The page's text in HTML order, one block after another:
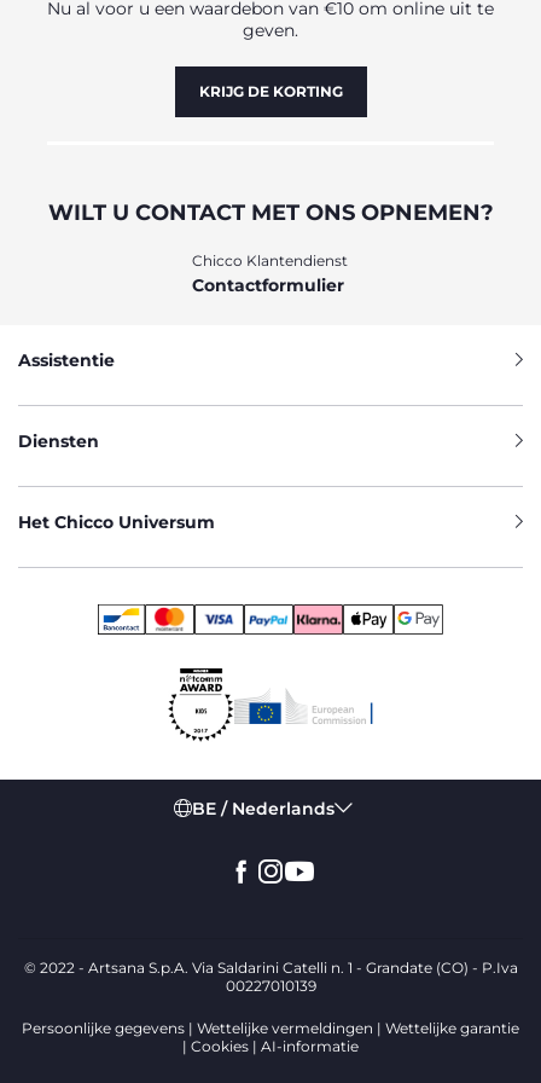
Nu al voor u een waardebon van €10 om online uit te
geven.
KRIJG DE KORTING
WILT U CONTACT MET ONS OPNEMEN?
Chicco Klantendienst
Contactformulier
Assistentie
Diensten
Het Chicco Universum
BE / Nederlands
© 2022 - Artsana S.p.A. Via Saldarini Catelli n. 1 - Grandate (CO) - P.Iva
00227010139
Persoonlijke gegevens Wettelijke vermeldingen
Wettelijke garantie
Cookies
AI-informatie